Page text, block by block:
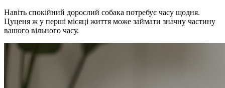
Навіть спокійний дорослий собака потребує часу щодня.
Цуценя ж у перші місяці життя може займати значну частину
вашого вільного часу.